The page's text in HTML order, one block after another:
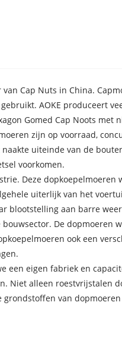
Cap Nuts in China.
AOKE produceert
Gomed Cap Noots met
zijn op voorraad,
uiteinde van de
voorkomen.
Deze
uiterlijk van het
blootstelling aan barre
De
ook een
een eigen fabriek en
Niet alleen roestvrijstalen
van